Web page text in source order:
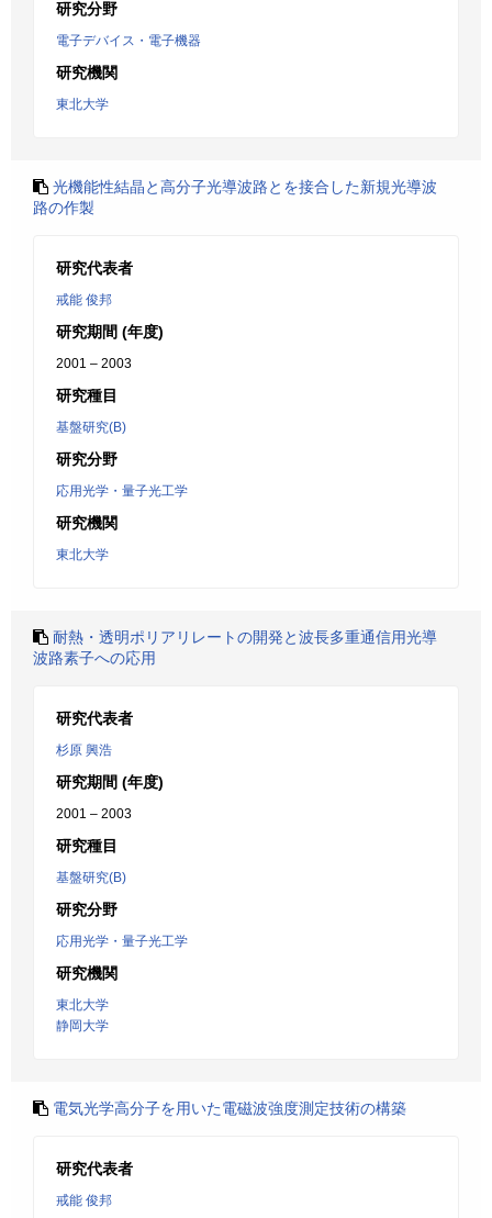
研究分野
電子デバイス・電子機器
研究機関
東北大学
光機能性結晶と高分子光導波路とを接合した新規光導波
路の作製
研究代表者
戒能 俊邦
研究期間 (年度)
2001 – 2003
研究種目
基盤研究(B)
研究分野
応用光学・量子光工学
研究機関
東北大学
耐熱・透明ポリアリレートの開発と波長多重通信用光導
波路素子への応用
研究代表者
杉原 興浩
研究期間 (年度)
2001 – 2003
研究種目
基盤研究(B)
研究分野
応用光学・量子光工学
研究機関
東北大学
静岡大学
電気光学高分子を用いた電磁波強度測定技術の構築
研究代表者
戒能 俊邦